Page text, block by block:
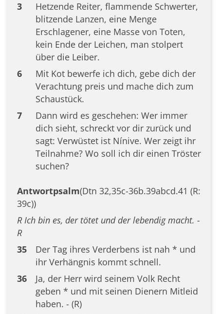
3
Hetzende Reiter, flammende Schwerter,
blitzende Lanzen, eine Menge
Erschlagener, eine Masse von Toten,
kein Ende der Leichen, man stolpert
über die Leiber.
6
Mit Kot bewerfe ich dich, gebe dich der
Verachtung preis und mache dich zum
Schaustück.
7
Dann wird es geschehen: Wer immer
dich sieht, schreckt vor dir zurück und
sagt: Verwüstet ist Nínive. Wer zeigt ihr
Teilnahme? Wo soll ich dir einen Tröster
suchen?
Antwortpsalm(Dtn 32,35c-36b.39abcd.41 (R:
39c))
R Ich bin es, der tötet und der lebendig macht. -
R
35
Der Tag ihres Verderbens ist nah * und
ihr Verhängnis kommt schnell.
36
Ja, der Herr wird seinem Volk Recht
geben * und mit seinen Dienern Mitleid
haben. - (R)